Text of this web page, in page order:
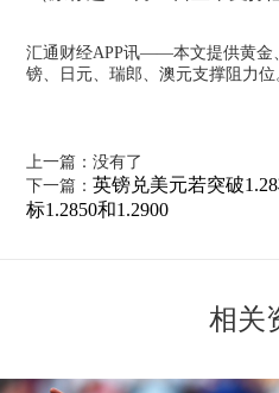
汇通财经APP讯——本文提供黄金
镑、日元、瑞郎、澳元支撑阻力位
上一篇：没有了
下一篇：英镑兑美元若突破
标1.2850和1.2900
相关